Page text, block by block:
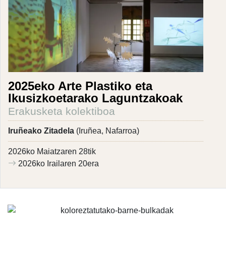
2025eko Arte Plastiko eta
Ikusizkoetarako Laguntzakoak
Erakusketa kolektiboa
Iruñeako Zitadela (Iruñea, Nafarroa)
2026ko Maiatzaren 28tik
2026ko Irailaren 20era